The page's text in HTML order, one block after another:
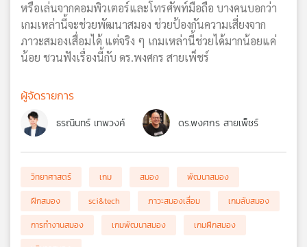
หรือเล่นจากคอมพิวเตอร์และโทรศัพท์มือถือ บางคนบอกว่า
เกมเหล่านี้จะช่วยพัฒนาสมอง ช่วยป้องกันความเสี่ยงจาก
ภาวะสมองเสื่อมได้ แต่จริง ๆ เกมเหล่านี้ช่วยได้มากน้อยแค่
น้อย ชวนฟังเรื่องนี้กับ ดร.พงศกร สายเพ็ชร์
ผู้จัดรายการ
ธรณินทร์ เทพวงค์ ดร.พงศกร สายเพ็ชร์
วิทยาศาสตร์ เกม สมอง
พัฒนาสมอง
ฝึกสมอง
sci&tech ภาวะสมองเสื่อม
เกมลับสมอง
การทำงานสมอง
เกมพัฒนาสมอง
เกมฝึกสมอง